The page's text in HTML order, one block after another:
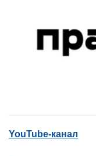
YouTube-канал